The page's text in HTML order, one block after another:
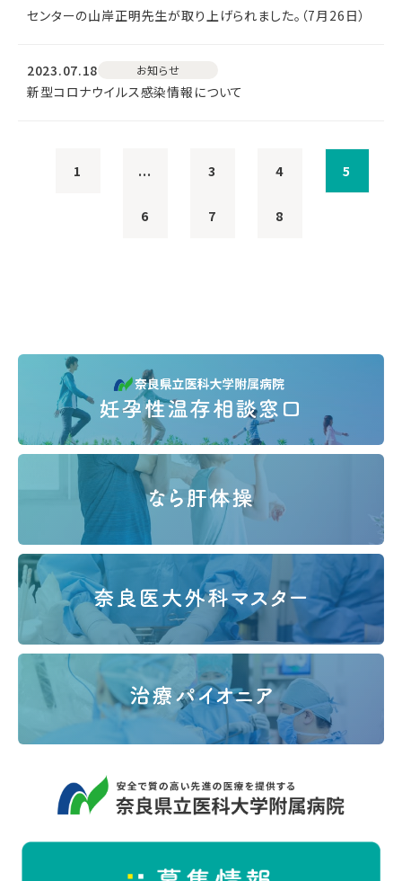
センターの山岸正明先生が取り上げられました。（7月26日）
2023.07.18 お知らせ
新型コロナウイルス感染情報について
1 ... 3 4 5
6 7 8